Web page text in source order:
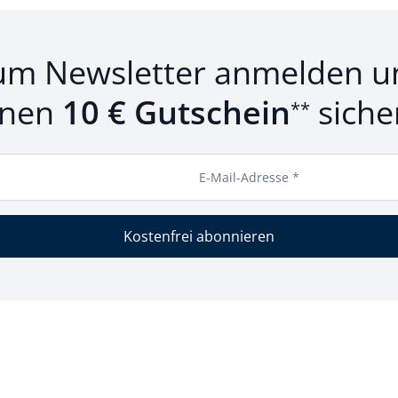
Newsletter anmelden
10 € Gutschein**
E-Mail-Adresse *
Kostenfrei abonnieren